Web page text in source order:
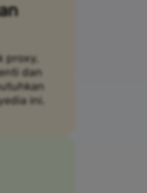
proxy,
dan
ini.